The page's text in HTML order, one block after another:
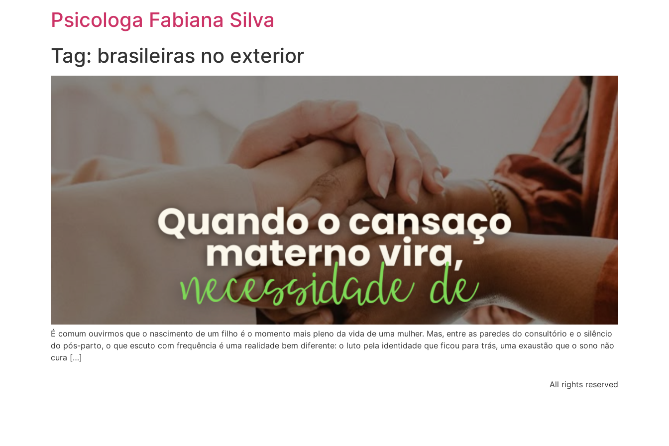
Psicologa Fabiana Silva
Tag: brasileiras no exterior
É comum ouvirmos que o nascimento de um filho é o momento mais pleno da vida de uma mulher. Mas, entre as paredes do consultório e o silêncio
do pós-parto, o que escuto com frequência é uma realidade bem diferente: o luto pela identidade que ficou para trás, uma exaustão que o sono não
cura […]
All rights reserved